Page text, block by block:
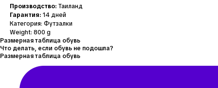
Производство: Таиланд
Гарантия: 14 дней
Категория: Футзалки
Weight: 800 g
Размерная таблица обувь
Что делать, если обувь не подошла?
Размерная таблица обувь